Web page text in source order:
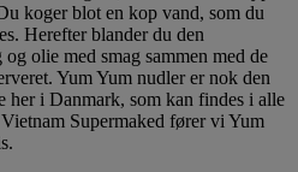
koger blot en kop vand, som du
Herefter blander du den
olie med smag sammen med de
Yum Yum nudler er nok den
her i Danmark, som kan findes i alle
Supermaked fører vi Yum